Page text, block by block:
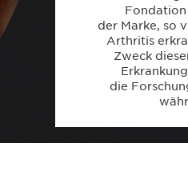
Fondation
der Marke, so
Arthritis
Zweck
die